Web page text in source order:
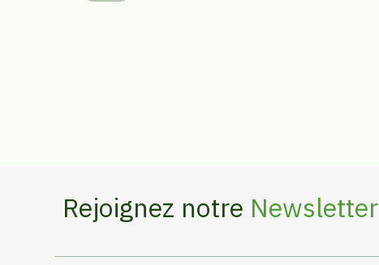
Rejoignez notre Newsletter